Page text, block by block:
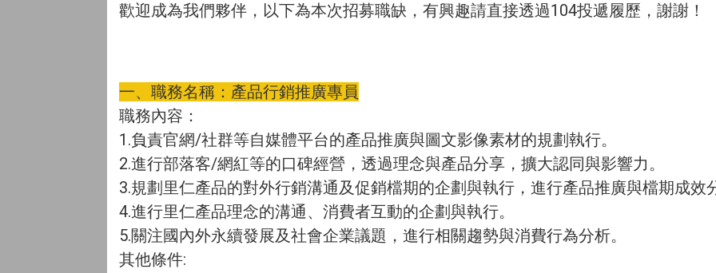
歡迎成為我們夥伴，以下為本次招募職缺，有興趣請直接透過104投遞履歷，謝謝！
一、職務名稱：產品行銷推廣專員
職務內容：
1.負責官網/社群等自媒體平台的產品推廣與圖文影像素材的規劃執行。
2.進行部落客/網紅等的口碑經營，透過理念與產品分享，擴大認同與影響力。
3.規劃里仁產品的對外行銷溝通及促銷檔期的企劃與執行，進行產品推廣與檔期成效
4.進行里仁產品理念的溝通、消費者互動的企劃與執行。
5.關注國內外永續發展及社會企業議題，進行相關趨勢與消費行為分析。
其他條件: